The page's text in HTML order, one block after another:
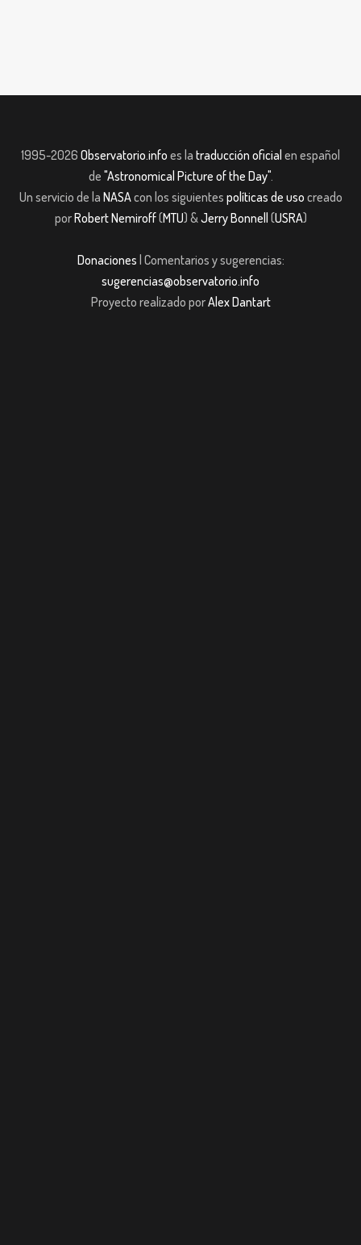
1995-2026 Observatorio.info es la traducción oficial en español
de "Astronomical Picture of the Day".
Un servicio de la NASAcon los siguientes políticas de uso creado
porRobert Nemiroff(MTU) &Jerry Bonnell (USRA)
Donaciones | Comentarios y sugerencias:
sugerencias@observatorio.info
Proyecto realizado porAlex Dantart